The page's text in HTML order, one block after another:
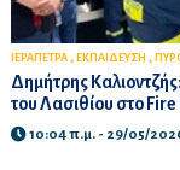
ΙΕΡΑΠΕΤΡΑ , ΕΚΠΑΙΔΕΥΣΗ ,
Δημήτρης
του Λασιθίου στο
10:04 π.μ. - 29/05/